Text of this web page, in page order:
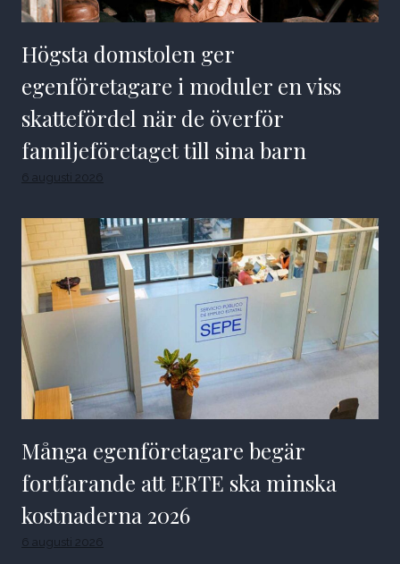
Högsta domstolen ger
egenföretagare i moduler en viss
skattefördel när de överför
familjeföretaget till sina barn
6 augusti 2026
Många egenföretagare begär
fortfarande att ERTE ska minska
kostnaderna 2026
6 augusti 2026